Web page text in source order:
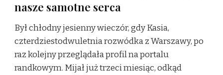
nasze samotne serca
Był chłodny jesienny wieczór, gdy Kasia,
czterdziestodwuletnia rozwódka z Warszawy, po
raz kolejny przeglądała profil na portalu
randkowym. Mijał już trzeci miesiąc, odkąd